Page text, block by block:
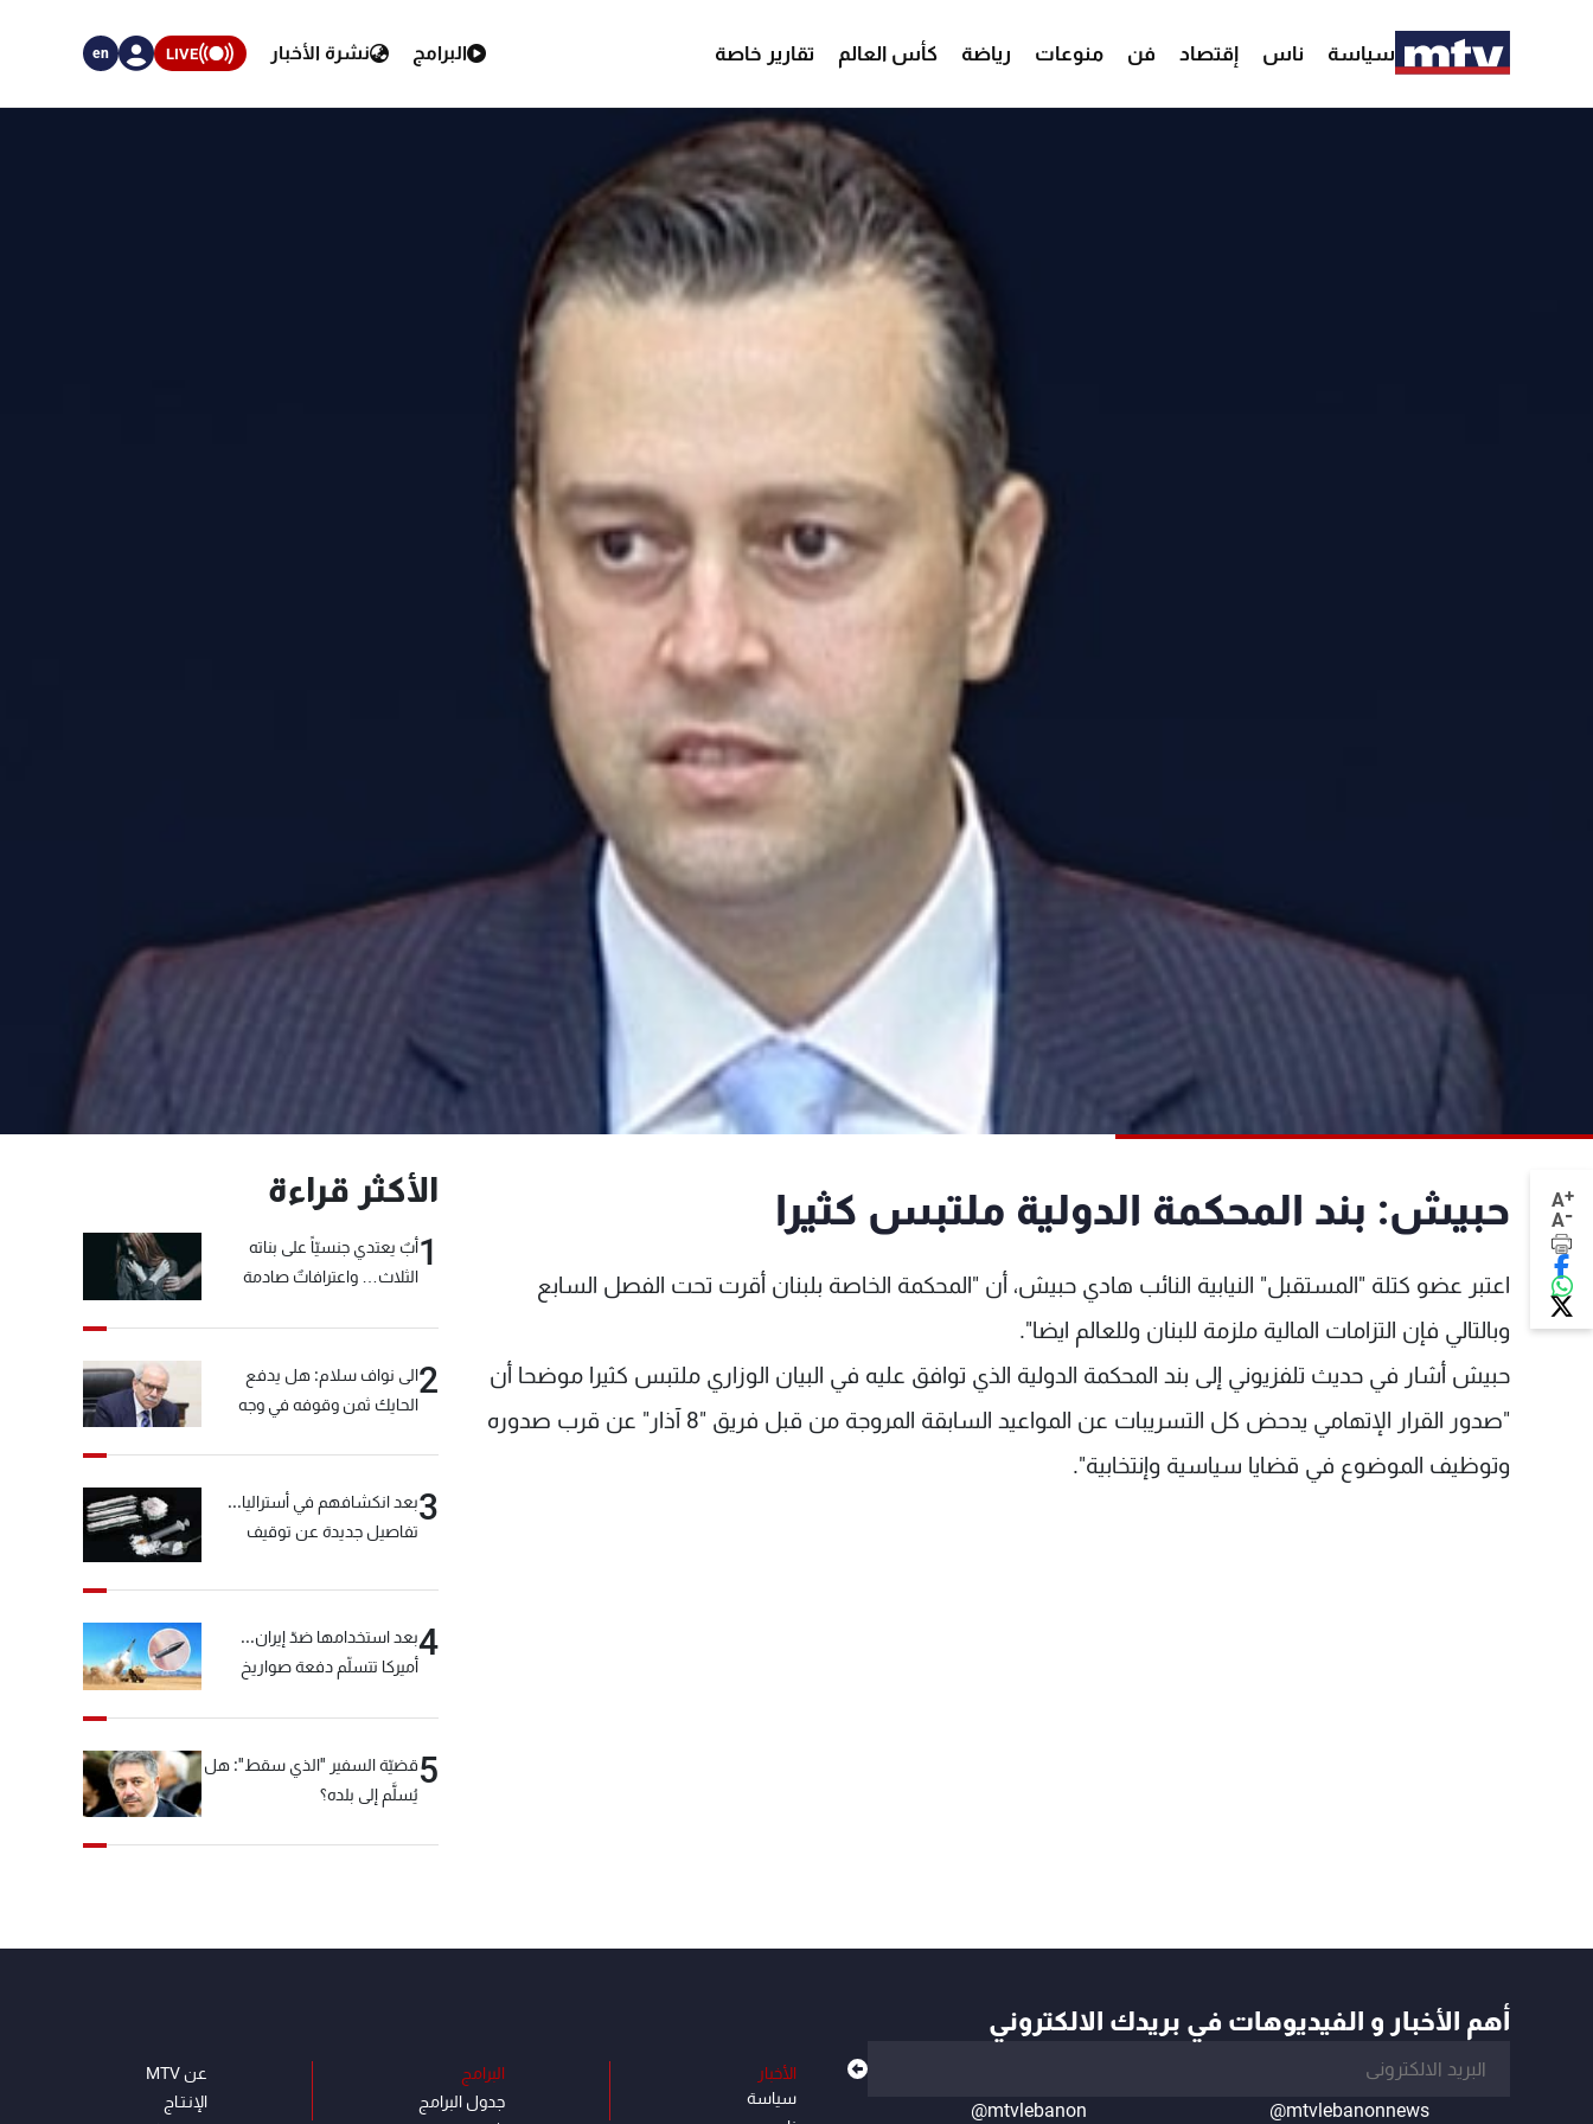
سياسة ناس إقتصاد فن منوعات رياضة كأس العالم تقارير خاصة البرامج نشرة الأخبار LIVE
en
A+
A- حبيش: بند المحكمة الدولية ملتبس كثيرا
اعتبر عضو كتلة "المستقبل" النيابية النائب هادي حبيش، أن "المحكمة الخاصة بلبنان أقرت تحت الفصل السابع
وبالتالي فإن التزامات المالية ملزمة للبنان وللعالم ايضا".
حبيش أشار في حديث تلفزيوني إلى بند المحكمة الدولية الذي توافق عليه في البيان الوزاري ملتبس كثيرا موضحا أن
"صدور القرار الإتهامي يدحض كل التسريبات عن المواعيد السابقة المروجة من قبل فريق "8 آذار" عن قرب صدوره
وتوظيف الموضوع في قضايا سياسية وإنتخابية".
الأكثر قراءة
1أبٌ يعتدي جنسيّاً على بناته
الثلاث… واعترافاتٌ صادمة
2الى نواف سلام: هل يدفع
الحايك ثمن وقوفه في وجه
3بعد انكشافهم في أستراليا...
تفاصيل جديدة عن توقيف
4بعد استخدامها ضدّ إيران...
أميركا تتسلّم دفعة صواريخ
5قضيّة السفير "الذي سقط": هل
يُسلَّم إلى بلده؟
أهم الأخبار و الفيديوهات في بريدك الالكتروني
@mtvlebanonnews
@mtvlebanon
الأخبار
سياسة
البرامج
جدول البرامج
عن MTV
الإنـتـاج